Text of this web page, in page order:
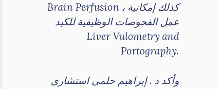
Brain Perfusion ، كذلك إمكانية
عمل الفحوصات الوظيفية للكبد
Liver Vulometry and
Portography.
وأكد د . إبراهيم حلمى استشارى